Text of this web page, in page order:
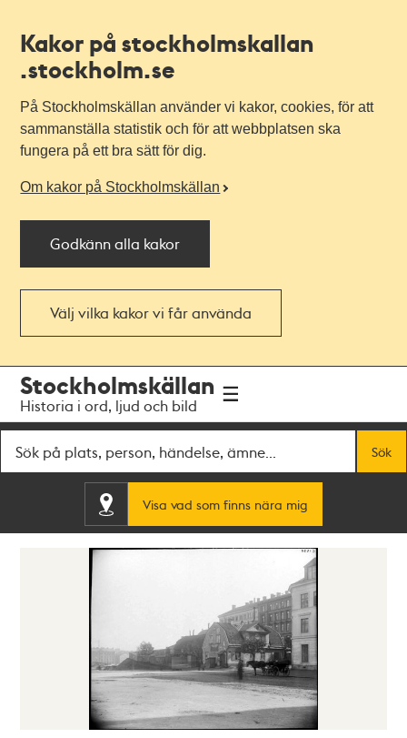
Kakor på stockholmskallan
.stockholm.se
På Stockholmskällan använder vi kakor, cookies, för att
sammanställa statistik och för att webbplatsen ska
fungera på ett bra sätt för dig.
Om kakor på Stockholmskällan
Godkänn alla kakor
Välj vilka kakor vi får använda
navigationen
huvudinnehållet
Stockholmskällan
Historia i ord, ljud och bild
Sök
Visa vad som finns nära mig